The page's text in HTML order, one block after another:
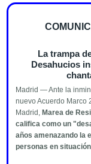
La trampa
Desahucios
Madrid — Ante la
nuevo Acuerdo Marco
Madrid,Marea de
califica como un
años amenazando la
personas en